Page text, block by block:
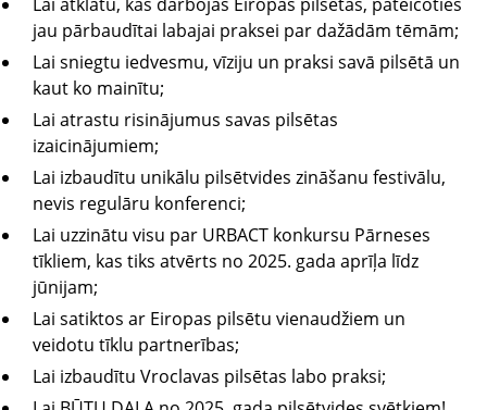
jau pārbaudītai labajai praksei par dažādām tēmām;
Lai sniegtu iedvesmu, vīziju un praksi savā pilsētā un
kaut ko mainītu;
Lai atrastu risinājumus savas pilsētas
izaicinājumiem;
Lai izbaudītu unikālu pilsētvides zināšanu festivālu,
nevis regulāru konferenci;
Lai uzzinātu visu par URBACT konkursu Pārneses
tīkliem, kas tiks atvērts no 2025. gada aprīļa līdz
jūnijam;
Lai satiktos ar Eiropas pilsētu vienaudžiem un
veidotu tīklu partnerības;
Lai izbaudītu Vroclavas pilsētas labo praksi;